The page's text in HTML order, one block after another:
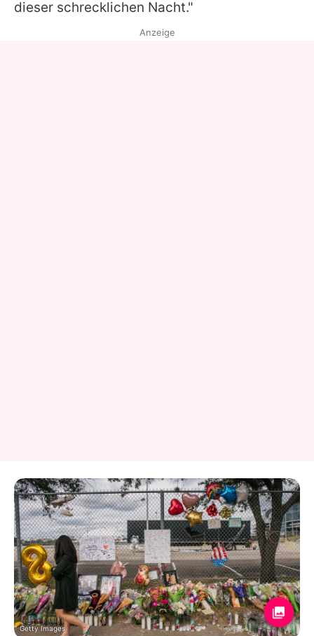
dieser schrecklichen Nacht."
Anzeige
Getty Images